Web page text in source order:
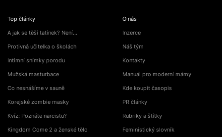
Top články
A jak se těší tatínek? Není…
Protivná učitelka o školách
Intimní snímky porodu
Mužská masturbace
Co nesnášíme v sauně
Korejské zombie masky
Kvíz: Poznáte narcistu?
Kingdom Come 2 a ženské tělo
O nás
Inzerce
Náš tým
Kontakty
Manuál pro moderní mámy
Kde koupit časopis
PR články
Rubriky a štítky
Feministický slovník